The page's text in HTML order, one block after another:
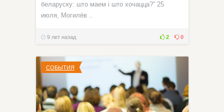
беларуску: што маем і што хочацца?” 25
июля, Могилёв ..
9 лет назад 2 0
СОБЫТИЯ